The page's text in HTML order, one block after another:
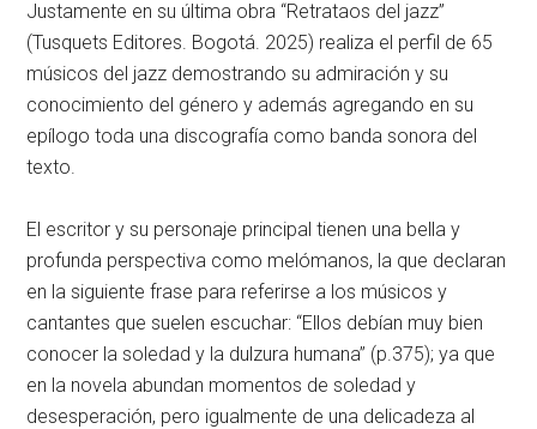
Justamente en su última obra “Retrataos del jazz”
(Tusquets Editores. Bogotá. 2025) realiza el perfil de 65
músicos del jazz demostrando su admiración y su
conocimiento del género y además agregando en su
epílogo toda una discografía como banda sonora del
texto.
El escritor y su personaje principal tienen una bella y
profunda perspectiva como melómanos, la que declaran
en la siguiente frase para referirse a los músicos y
cantantes que suelen escuchar: “Ellos debían muy bien
conocer la soledad y la dulzura humana” (p.375); ya que
en la novela abundan momentos de soledad y
desesperación, pero igualmente de una delicadeza al